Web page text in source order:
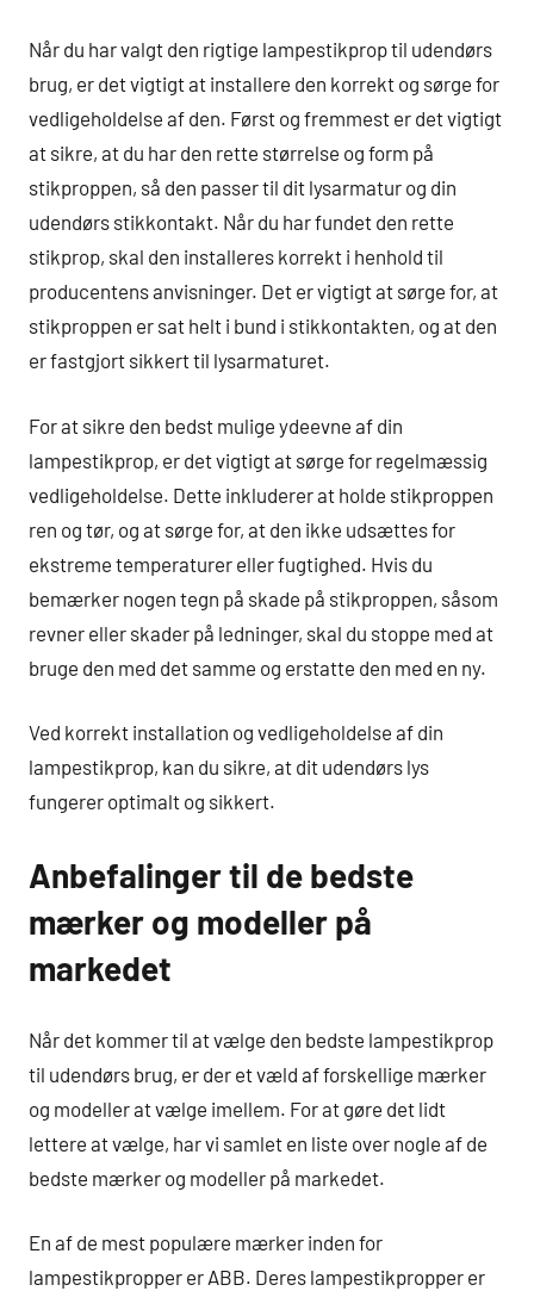
Når du har valgt den rigtige lampestikprop til udendørs
brug, er det vigtigt at installere den korrekt og sørge for
vedligeholdelse af den. Først og fremmest er det vigtigt
at sikre, at du har den rette størrelse og form på
stikproppen, så den passer til dit lysarmatur og din
udendørs stikkontakt. Når du har fundet den rette
stikprop, skal den installeres korrekt i henhold til
producentens anvisninger. Det er vigtigt at sørge for, at
stikproppen er sat helt i bund i stikkontakten, og at den
er fastgjort sikkert til lysarmaturet.
For at sikre den bedst mulige ydeevne af din
lampestikprop, er det vigtigt at sørge for regelmæssig
vedligeholdelse. Dette inkluderer at holde stikproppen
ren og tør, og at sørge for, at den ikke udsættes for
ekstreme temperaturer eller fugtighed. Hvis du
bemærker nogen tegn på skade på stikproppen, såsom
revner eller skader på ledninger, skal du stoppe med at
bruge den med det samme og erstatte den med en ny.
Ved korrekt installation og vedligeholdelse af din
lampestikprop, kan du sikre, at dit udendørs lys
fungerer optimalt og sikkert.
Anbefalinger til de bedste
mærker og modeller på
markedet
Når det kommer til at vælge den bedste lampestikprop
til udendørs brug, er der et væld af forskellige mærker
og modeller at vælge imellem. For at gøre det lidt
lettere at vælge, har vi samlet en liste over nogle af de
bedste mærker og modeller på markedet.
En af de mest populære mærker inden for
lampestikpropper er ABB. Deres lampestikpropper er